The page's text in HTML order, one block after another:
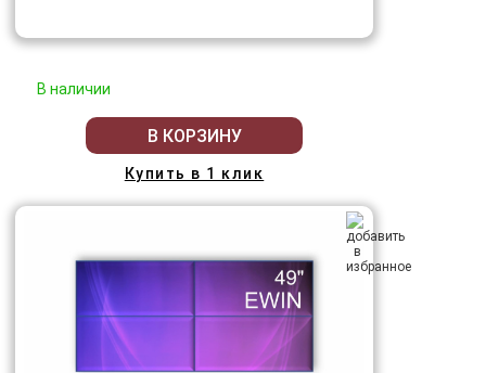
В наличии
В КОРЗИНУ
Купить в 1 клик